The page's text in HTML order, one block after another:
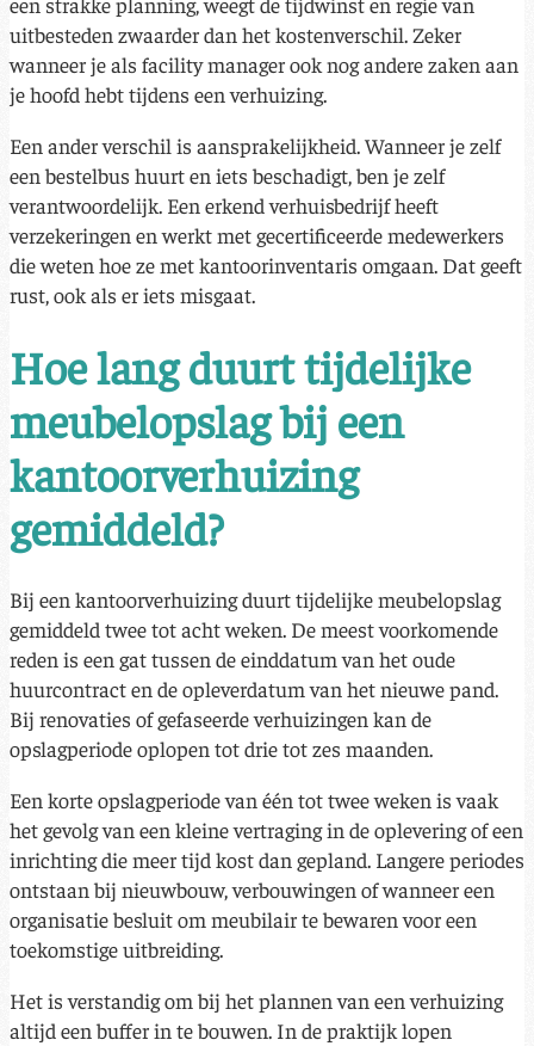
uitbesteden zwaarder dan het kostenverschil. Zeker
wanneer je als facility manager ook nog andere zaken aan
je hoofd hebt tijdens een verhuizing.
Een ander verschil is aansprakelijkheid. Wanneer je zelf
een bestelbus huurt en iets beschadigt, ben je zelf
verantwoordelijk. Een erkend verhuisbedrijf heeft
verzekeringen en werkt met gecertificeerde medewerkers
die weten hoe ze met kantoorinventaris omgaan. Dat geeft
rust, ook als er iets misgaat.
Hoe lang duurt tijdelijke
meubelopslag bij een
kantoorverhuizing
gemiddeld?
Bij een kantoorverhuizing duurt tijdelijke meubelopslag
gemiddeld twee tot acht weken. De meest voorkomende
reden is een gat tussen de einddatum van het oude
huurcontract en de opleverdatum van het nieuwe pand.
Bij renovaties of gefaseerde verhuizingen kan de
opslagperiode oplopen tot drie tot zes maanden.
Een korte opslagperiode van één tot twee weken is vaak
het gevolg van een kleine vertraging in de oplevering of een
inrichting die meer tijd kost dan gepland. Langere periodes
ontstaan bij nieuwbouw, verbouwingen of wanneer een
organisatie besluit om meubilair te bewaren voor een
toekomstige uitbreiding.
Het is verstandig om bij het plannen van een verhuizing
altijd een buffer in te bouwen. In de praktijk lopen